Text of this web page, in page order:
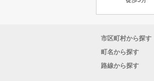
市区町村から探す
町名から探す
路線から探す